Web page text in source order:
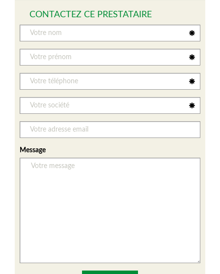
CONTACTEZ CE PRESTATAIRE
Message